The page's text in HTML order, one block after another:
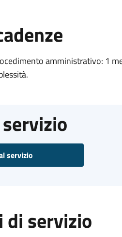
amministrativo: 1
servizio
di servizio